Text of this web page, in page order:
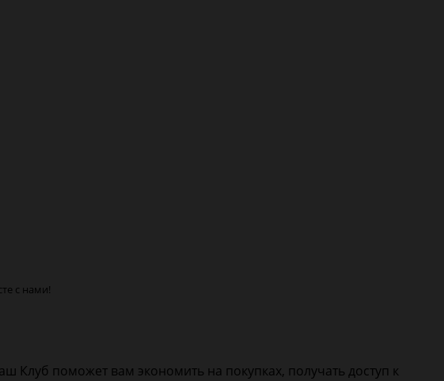
с нами!
Клуб поможет вам экономить на покупках, получать доступ к